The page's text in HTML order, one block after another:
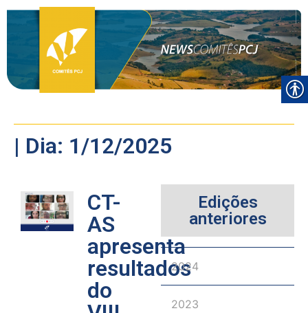
| Dia: 1/12/2025
CT-
AS
apresenta
resultados
do
Edições
anteriores
2024
2023